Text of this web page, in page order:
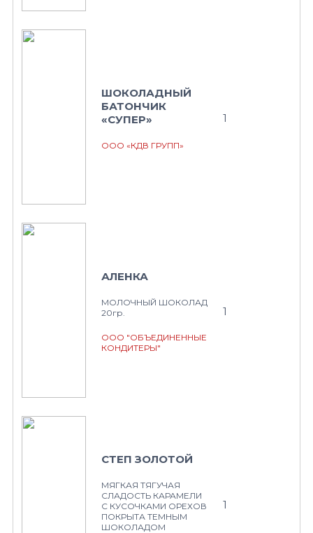
ШОКОЛАДНЫЙ
БАТОНЧИК
«СУПЕР»
ООО «КДВ ГРУПП»
1
АЛЕНКА
МОЛОЧНЫЙ ШОКОЛАД
20гр.
ООО "ОБЪЕДИНЕННЫЕ
КОНДИТЕРЫ"
1
СТЕП ЗОЛОТОЙ
МЯГКАЯ ТЯГУЧАЯ
СЛАДОСТЬ КАРАМЕЛИ
С КУСОЧКАМИ ОРЕХОВ
ПОКРЫТА ТЕМНЫМ
ШОКОЛАДОМ
1